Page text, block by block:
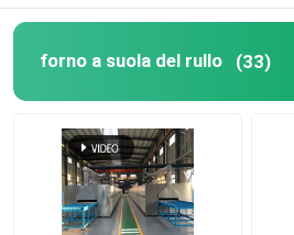
Forno di sollevamento
fornace del carrello
Forno rotante
forno a suola del rullo (33)